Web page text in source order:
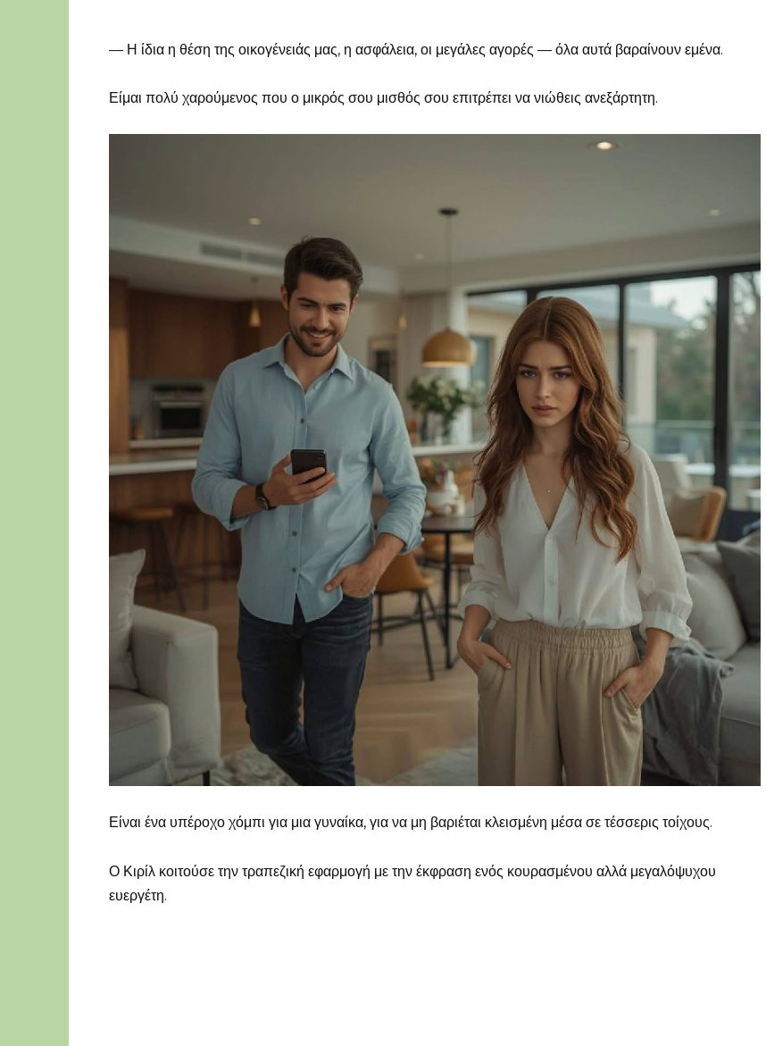
— Η ίδια η θέση της οικογένειάς μας, η ασφάλεια, οι μεγάλες αγορές — όλα αυτά βαραίνουν εμένα.
Είμαι πολύ χαρούμενος που ο μικρός σου μισθός σου επιτρέπει να νιώθεις ανεξάρτητη.
Είναι ένα υπέροχο χόμπι για μια γυναίκα, για να μη βαριέται κλεισμένη μέσα σε τέσσερις τοίχους.
Ο Κιρίλ κοιτούσε την τραπεζική εφαρμογή με την έκφραση ενός κουρασμένου αλλά μεγαλόψυχου
ευεργέτη.